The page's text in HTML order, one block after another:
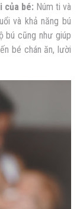
của bé: Núm ti và
và khả năng bú
bú cũng như giúp
bé chán ăn, lười